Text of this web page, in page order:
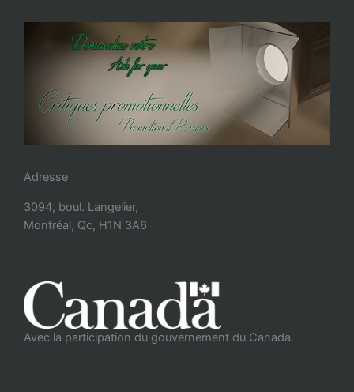
Adresse
3094, boul. Langelier,
Montréal, Qc, H1N 3A6
Avec la participation du gouvernement du Canada.